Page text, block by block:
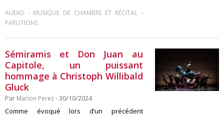
AUDIO - MUSIQUE DE CHAMBRE ET RÉCITAL-
PARUTIONS
Sémiramis et Don Juan au
Capitole, un puissant
hommage à Christoph Willibald
Gluck
Par Marion Perez- 30/10/2024
Comme évoqué lors d’un précédent